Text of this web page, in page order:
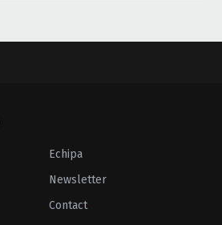
Echipa
Newsletter
Contact